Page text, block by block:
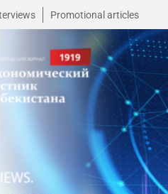
Promotional articles